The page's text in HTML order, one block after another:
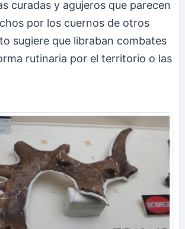
curadas y agujeros que parecen
por los cuernos de otros
sugiere que libraban combates
rutinaria por el territorio o las